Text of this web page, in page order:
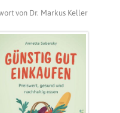
von Dr. Markus Keller